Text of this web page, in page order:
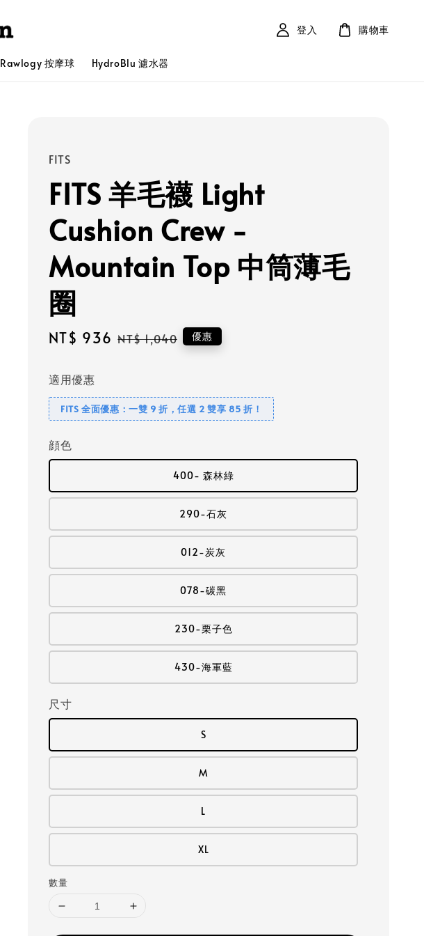
Rawlogy 按摩球 HydroBlu 濾水器
登入 購物車
FITS
FITS 羊毛襪 Light
Cushion Crew -
Mountain Top 中筒薄毛
圈
Sale
NT$ 936 Regular
NT$ 1,040 優惠
適用優惠
FITS 全面優惠：一雙 9 折，任選 2 雙享 85 折！
顔色
400- 森林綠
290-石灰
012-炭灰
078-碳黑
230-栗子色
430-海軍藍
尺寸
S
M
L
XL
數量